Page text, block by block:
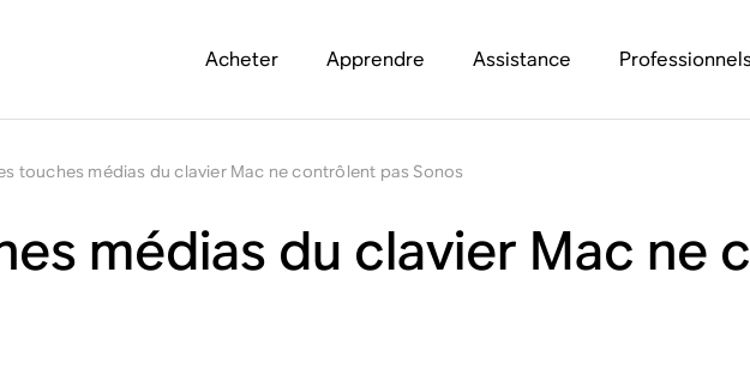
Acheter Apprendre Assistance
touches médias du clavier Mac ne contrôlent pas Sonos
médias du clavier Mac ne